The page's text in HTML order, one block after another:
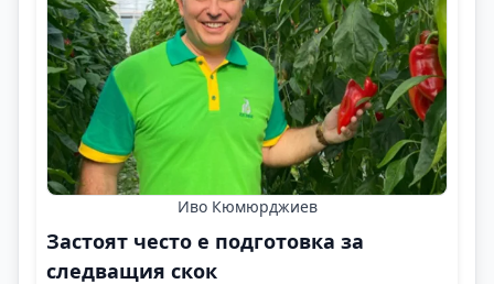
Иво Кюмюрджиев
Застоят често е подготовка за
следващия скок